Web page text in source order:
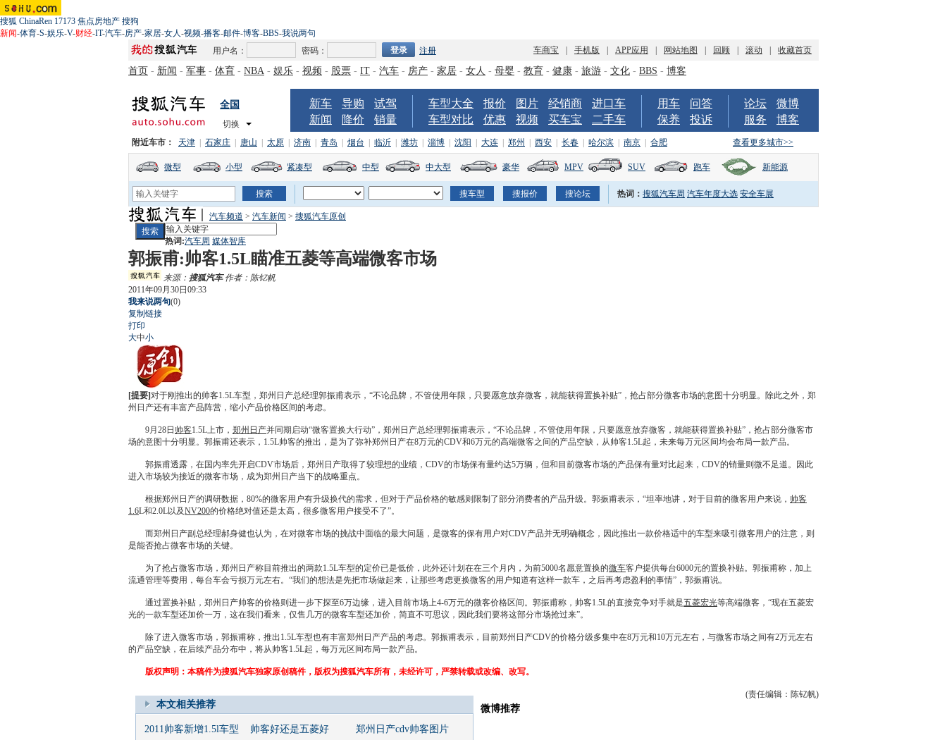
搜狐 ChinaRen 17173 焦点房地产 搜狗
新闻-体育-S-娱乐-V-财经-IT-汽车-房产-家居-女人-视频-播客-邮件-博客-BBS-我说两句
用户名：
密码： 注册 车商宝 手机版 APP应用 网站地图 回顾 滚动 收藏首页
首页 - 新闻 - 军事 - 体育 - NBA - 娱乐 - 视频 - 股票 - IT - 汽车 - 房产 - 家居 - 女人 - 母婴 - 教育 - 健康 - 旅游 - 文化 - BBS - 博客
全国
切换
新车 导购
试驾
新闻
降价 销量
车型大全 报价 图片 经销商
进口车
车型对比
优惠 视频 买车宝 二手车
用车
问答
保养
投诉
论坛
微博
服务
博客
查看更多城市>>
附近车市： 天津 石家庄 唐山 太原 济南 青岛 烟台 临沂 潍坊 淄博 沈阳 大连 郑州 西安 长春 哈尔滨 南京 合肥
微型 小型 紧凑型 中型 中大型 豪华 MPV SUV 跑车 新能源
热词： 搜狐汽车周 汽车年度大选 安全车展
汽车频道 > 汽车新闻 > 搜狐汽车原创
热词:汽车周 媒体智库
郭振甫:帅客1.5L瞄准五菱等高端微客市场
来源： 搜狐汽车作者：陈钇帆
2011年09月30日09:33
我来说两句(0)
复制链接
打印
大中小
[提要]对于刚推出的帅客1.5L车型，郑州日产总经理郭振甫表示，“不论品牌，不管使用年限，只要愿意放弃微客，就能获得置换补贴”，抢占部分微客市场的意图十分明显。除此之外，郑
州日产还有丰富产品阵营，缩小产品价格区间的考虑。
9月28日 帅客1.5L上市， 郑州日产并同期启动“微客置换大行动”， 郑州日产总经理郭振甫表示，“不论品牌，不管使用年限，只要愿意放弃微客，就能获得置换补贴”，抢占部分微客市
场的意图十分明显。郭振甫还表示，1.5L帅客的推出，是为了弥补郑州日产在8万元的CDV和6万元的高端微客之间的产品空缺，从帅客1.5L起，未来每万元区间均会布局一款产品。
郭振甫透露，在国内率先开启CDV市场后， 郑州日产取得了较理想的业绩，CDV的市场保有量约达5万辆，但和目前微客市场的产品保有量对比起来，CDV的销量则微不足道。因此
进入市场较为接近的微客市场，成为郑州日产当下的战略重点。
根据郑州日产的调研数据，80%的微客用户有升级换代的需求，但对于产品价格的敏感则限制了部分消费者的产品升级。郭振甫表示，“坦率地讲，对于目前的微客用户来说， 帅客
1.6L和2.0L以及NV200的价格绝对值还是太高，很多微客用户接受不了”。
而郑州日产副总经理郝身健也认为，在对微客市场的挑战中面临的最大问题，是微客的保有用户对CDV产品并无明确概念，因此推出一款价格适中的车型来吸引微客用户的注意，则
是能否抢占微客市场的关键。
为了抢占微客市场， 郑州日产称目前推出的两款1.5L车型的定价已是低价，此外还计划在在三个月内，为前5000名愿意置换的微车客户提供每台6000元的置换补贴。郭振甫称，加上
流通管理等费用，每台车会亏损万元左右。“我们的想法是先把市场做起来，让那些考虑更换微客的用户知道有这样一款车，之后再考虑盈利的事情”，郭振甫说。
通过置换补贴， 郑州日产帅客的价格则进一步下探至6万边缘，进入目前市场上4-6万元的微客价格区间。郭振甫称， 帅客1.5L的直接竞争对手就是五菱宏光等高端微客，“现在五菱宏
光的一款车型还加价一万，这在我们看来，仅售几万的微客车型还加价，简直不可思议，因此我们要将这部分市场抢过来”。
除了进入微客市场，郭振甫称，推出1.5L车型也有丰富郑州日产产品的考虑。郭振甫表示，目前郑州日产CDV的价格分级多集中在8万元和10万元左右，与微客市场之间有2万元左右
的产品空缺，在后续产品分布中，将从帅客1.5L起，每万元区间布局一款产品。
版权声明：本稿件为搜狐汽车独家原创稿件，版权为搜狐汽车所有，未经许可，严禁转载或改编、改写。
本文相关推荐
2011帅客新增1.5l车型 帅客好还是五菱好
郑州日产cdv帅客图片
(责任编辑：陈钇帆)
微博推荐